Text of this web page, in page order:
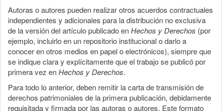
Autoras o autores pueden realizar otros acuerdos contractuales
independientes y adicionales para la distribución no exclusiva
de la versión del artículo publicado enHechos y Derechos (por
ejemplo, incluirlo en un repositorio institucional o darlo a
conocer en otros medios en papel o electrónicos), siempre que
se indique clara y explícitamente que el trabajo se publicó por
primera vez enHechos y Derechos.
Para todo lo anterior, deben remitir la carta de transmisión de
derechos patrimoniales de la primera publicación, debidamente
requisitada y firmada por las autoras o autores. Este formato